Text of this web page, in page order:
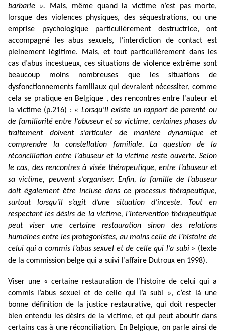
barbarie ». Mais, même quand la victime n’est pas morte,
lorsque des violences physiques, des séquestrations, ou une
emprise psychologique particulièrement destructrice, ont
accompagné les abus sexuels, l’interdiction de contact est
pleinement légitime. Mais, et tout particulièrement dans les
cas d’abus incestueux, ces situations de violence extrême sont
beaucoup moins nombreuses que les situations de
dysfonctionnements familiaux qui devraient nécessiter, comme
cela se pratique en Belgique , des rencontres entre l’auteur et
la victime (p.216) : « Lorsqu’il existe un rapport de parenté ou
de familiarité entre l’abuseur et sa victime, certaines phases du
traitement doivent s’articuler de manière dynamique et
comprendre la constellation familiale. La question de la
réconciliation entre l’abuseur et la victime reste ouverte. Selon
le cas, des rencontres à visée thérapeutique, entre l’abuseur et
sa victime, peuvent s’organiser. Enfin, la famille de l’abuseur
doit également être incluse dans ce processus thérapeutique,
surtout lorsqu’il s’agit d’une situation d’inceste. Tout en
respectant les désirs de la victime, l’intervention thérapeutique
peut viser une certaine restauration sinon des relations
humaines entre les protagonistes, au moins celle de l’histoire de
celui qui a commis l’abus sexuel et de celle qui l’a subi » (texte
de la commission belge qui a suivi l’affaire Dutroux en 1998).
Viser une « certaine restauration de l’histoire de celui qui a
commis l’abus sexuel et de celle qui l’a subi », c’est là une
bonne définition de la justice restaurative, qui doit respecter
bien entendu les désirs de la victime, et qui peut aboutir dans
certains cas à une réconciliation. En Belgique, on parle ainsi de